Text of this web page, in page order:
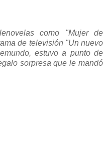
como "Mujer de
de televisión "Un nuevo
estuvo a punto de
sorpresa que le mandó